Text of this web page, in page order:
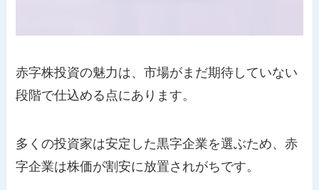
赤字株投資の魅力は、市場がまだ期待していない
段階で仕込める点にあります。
多くの投資家は安定した黒字企業を選ぶため、赤
字企業は株価が割安に放置されがちです。